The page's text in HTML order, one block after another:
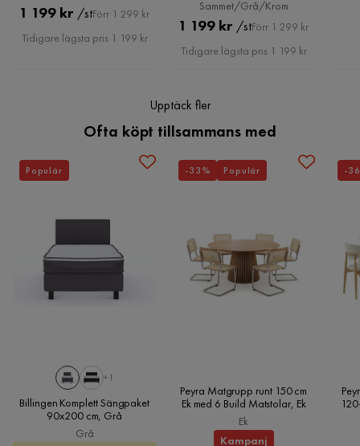
Maxvikt 110 Kg
Serie
Pris
1 199 kr /st
Original
Pris
Förr 1 299 kr
Tidigare lägsta pris 1 199 kr
Sammet/Grå/Krom
Pris
1 199 kr /st
Original
Pris
Förr 1 299 kr
Tidigare lägsta pris 1 199 kr
Upptäck fler
Ofta köpt tillsammans med
+1
Billingen Komplett Sängpaket
90x200 cm, Grå
Grå
Populär
Peyra Matgrupp runt 150 cm
Ek med 6 Build Matstolar, Ek
Ek
Kampanj
-33% Populär -